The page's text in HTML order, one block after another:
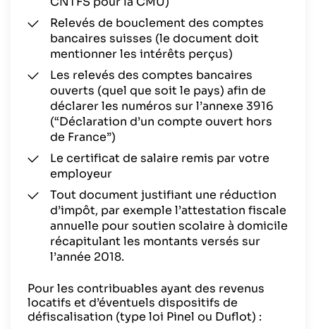
Relevés de bouclement des comptes
bancaires suisses (le document doit
mentionner les intérêts perçus)
Les relevés des comptes bancaires
ouverts (quel que soit le pays) afin de
déclarer les numéros sur l’annexe 3916
(“Déclaration d’un compte ouvert hors
de France”)
Le certificat de salaire remis par votre
employeur
Tout document justifiant une réduction
d’impôt, par exemple l’attestation fiscale
annuelle pour soutien scolaire à domicile
récapitulant les montants versés sur
l’année 2018.
Pour les contribuables ayant des revenus
locatifs et d’éventuels dispositifs de
défiscalisation (type loi Pinel ou Duflot) :